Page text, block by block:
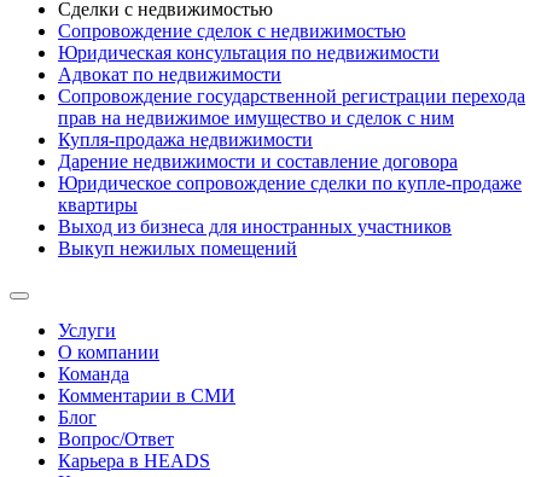
Сделки с недвижимостью
Сопровождение сделок с недвижимостью
Юридическая консультация по недвижимости
Адвокат по недвижимости
Сопровождение государственной регистрации перехода
прав на недвижимое имущество и сделок с ним
Купля-продажа недвижимости
Дарение недвижимости и составление договора
Юридическое сопровождение сделки по купле-продаже
квартиры
Выход из бизнеса для иностранных участников
Выкуп нежилых помещений
Услуги
О компании
Команда
Комментарии в СМИ
Блог
Вопрос/Ответ
Карьера в HEADS